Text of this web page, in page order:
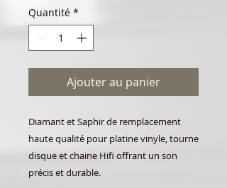
Quantité *
Ajouter au panier
Diamant et Saphir de remplacement
haute qualité pour platine vinyle, tourne
disque et chaine Hifi offrant un son
précis et durable.